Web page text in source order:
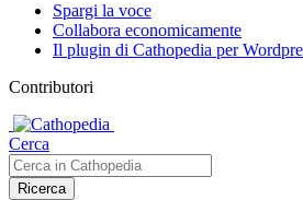
Spargi la voce
Collabora economicamente
Il plugin di Cathopedia per
Contributori
Cerca
Ricerca